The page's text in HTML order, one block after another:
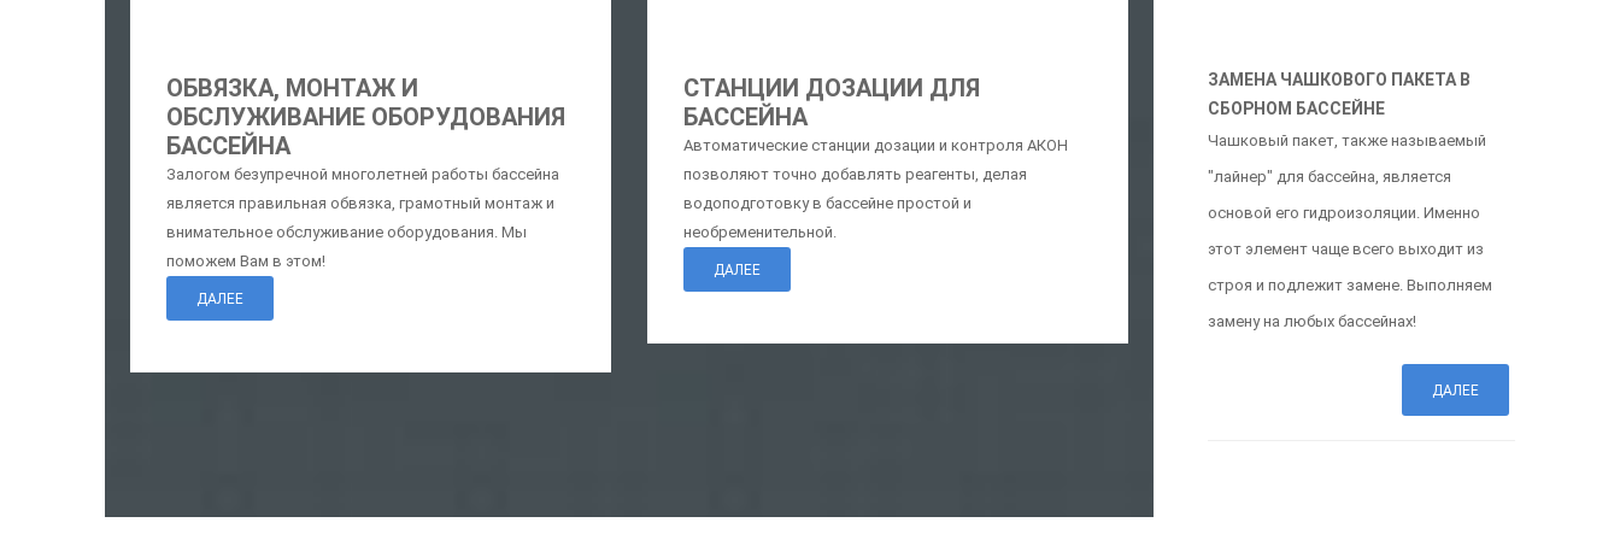
ОБВЯЗКА, МОНТАЖ И
ОБСЛУЖИВАНИЕ ОБОРУДОВАНИЯ
БАССЕЙНА
Залогом безупречной многолетней работы бассейна
является правильная обвязка, грамотный монтаж и
внимательное обслуживание оборудования. Мы
поможем Вам в этом!
ДАЛЕЕ
СТАНЦИИ ДОЗАЦИИ ДЛЯ
БАССЕЙНА
Автоматические станции дозации и контроля АКОН
позволяют точно добавлять реагенты, делая
водоподготовку в бассейне простой и
необременительной.
ДАЛЕЕ
ЗАМЕНА ЧАШКОВОГО ПАКЕТА В
СБОРНОМ БАССЕЙНЕ
Чашковый пакет, также называемый
"лайнер" для бассейна, является
основой его гидроизоляции. Именно
этот элемент чаще всего выходит из
строя и подлежит замене. Выполняем
замену на любых бассейнах!
ДАЛЕЕ